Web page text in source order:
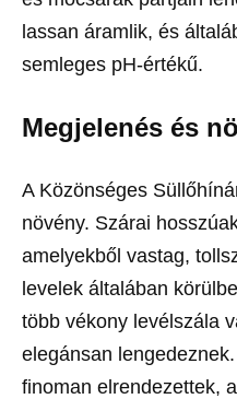
lassan áramlik, és
semleges pH-értékű.
Megjelenés és
A Közönséges
növény. Szárai
amelyekből vastag,
levelek általában
több vékony levélszála
elegánsan
finoman elrendezettek,